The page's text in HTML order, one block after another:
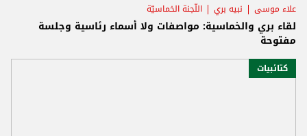
علاء موسى نبيه بري اللّجنة الخماسيّة
لقاء بري والخماسية: مواصفات ولا أسماء رئاسية وجلسة
مفتوحة
كتائبيات